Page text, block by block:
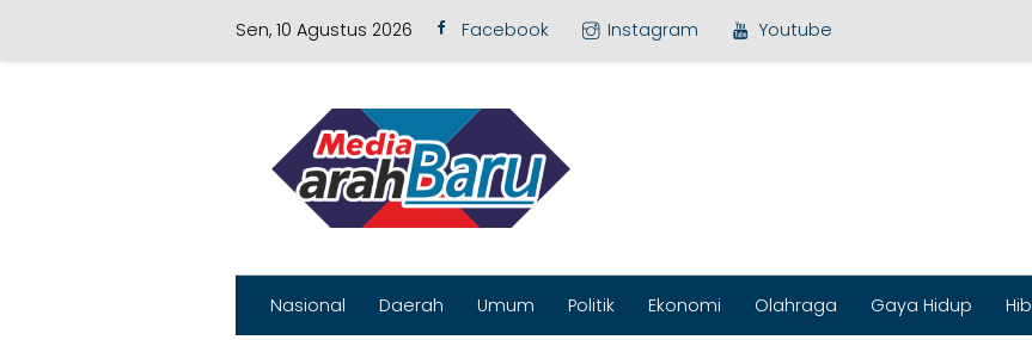
Sen, 10 Agustus 2026 Facebook Instagram Youtube
Nasional Daerah Umum Politik Ekonomi Olahraga Gaya Hidup